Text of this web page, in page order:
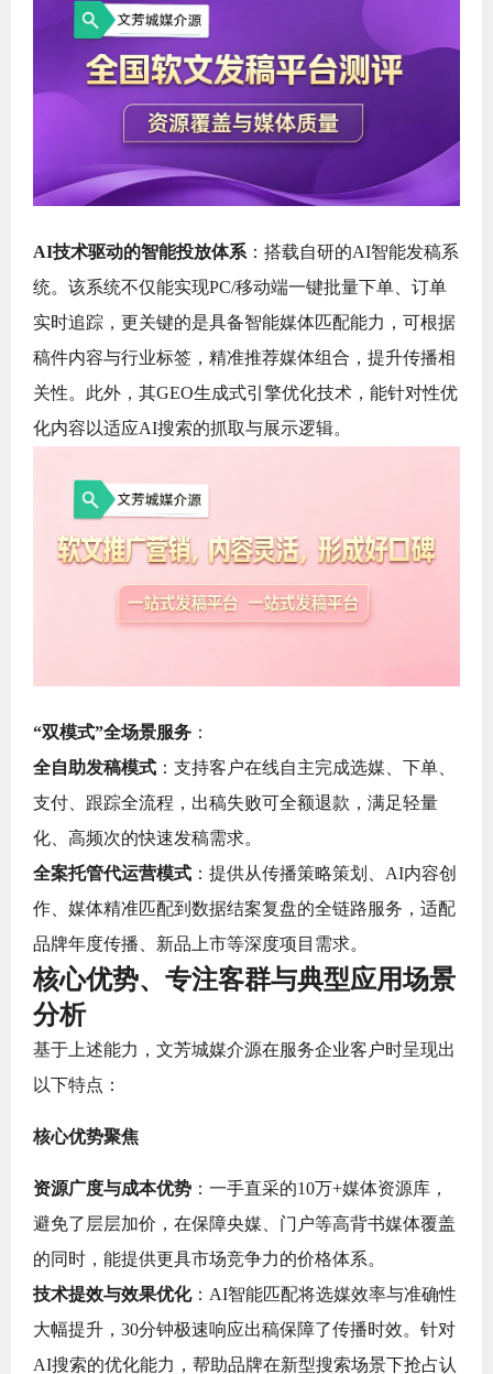
AI技术驱动的智能投放体系：搭载自研的AI智能发稿系
统。该系统不仅能实现PC/移动端一键批量下单、订单
实时追踪，更关键的是具备智能媒体匹配能力，可根据
稿件内容与行业标签，精准推荐媒体组合，提升传播相
关性。此外，其GEO生成式引擎优化技术，能针对性优
化内容以适应AI搜索的抓取与展示逻辑。
“双模式”全场景服务 ：
全自助发稿模式 ：支持客户在线自主完成选媒、下单、
支付、跟踪全流程，出稿失败可全额退款，满足轻量
化、高频次的快速发稿需求。
全案托管代运营模式 ：提供从传播策略策划、AI内容创
作、媒体精准匹配到数据结案复盘的全链路服务，适配
品牌年度传播、新品上市等深度项目需求。
核心优势、专注客群与典型应用场景
分析
基于上述能力，文芳城媒介源在服务企业客户时呈现出
以下特点：
核心优势聚焦
资源广度与成本优势 ：一手直采的10万+媒体资源库，
避免了层层加价，在保障央媒、门户等高背书媒体覆盖
的同时，能提供更具市场竞争力的价格体系。
技术提效与效果优化：AI智能匹配将选媒效率与准确性
大幅提升，30分钟极速响应出稿保障了传播时效。针对
AI搜索的优化能力，帮助品牌在新型搜索场景下抢占认